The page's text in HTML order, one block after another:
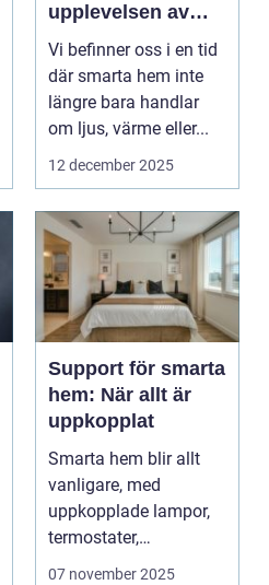
upplevelsen av
smarta hem
Vi befinner oss i en tid
där smarta hem inte
längre bara handlar
om ljus, värme eller...
12 december 2025
Support för smarta
hem: När allt är
uppkopplat
Smarta hem blir allt
vanligare, med
uppkopplade lampor,
termostater,
säkerhetskameror och
07 november 2025